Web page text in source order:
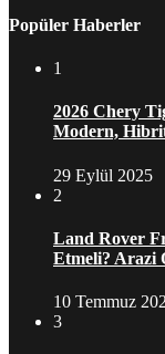
Popüler Haberler
1
2026 Chery
Modern,
29 Eylül 2025
2
Land Rover
Etmeli? Arazi
10 Temmuz
3